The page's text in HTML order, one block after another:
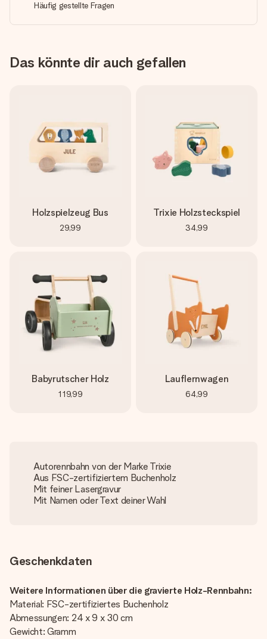
Häufig gestellte Fragen
Das könnte dir auch gefallen
Holzspielzeug Bus
29,99
Trixie Holzsteckspiel
34,99
Babyrutscher Holz
119,99
Lauflernwagen
64,99
Autorennbahn von der Marke Trixie
Aus FSC-zertifiziertem Buchenholz
Mit feiner Lasergravur
Mit Namen oder Text deiner Wahl
Geschenkdaten
Weitere Informationen über die gravierte Holz-Rennbahn:
Material: FSC-zertifiziertes Buchenholz
Abmessungen: 24 x 9 x 30 cm
Gewicht: Gramm